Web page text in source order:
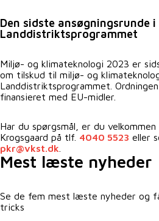
Den sidste ansøgningsrunde i
Landdistriktsprogrammet
Miljø- og klimateknologi 2023 er
om tilskud til miljø- og
Landdistriktsprogrammet.
finansieret med EU-midler.
Har du spørgsmål, er du
Krogsgaard på tlf. 4040 5523 eller
pkr@vkst.dk
Mest læste nyheder
Se de fem mest læste nyheder og
tricks